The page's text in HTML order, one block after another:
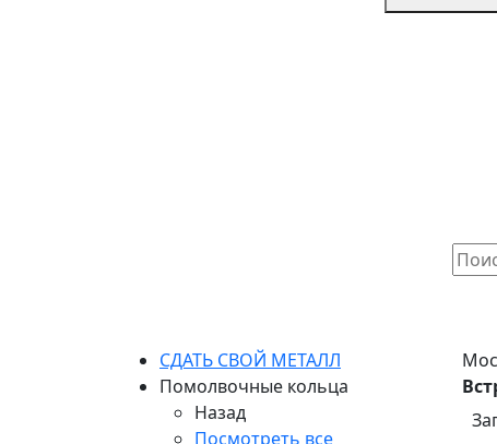
СДАТЬ СВОЙ МЕТАЛЛ
Помолвочные кольца
Назад
Посмотреть все